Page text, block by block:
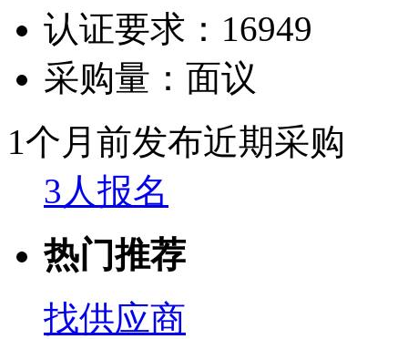
认证要求： 16949
采购量： 面议
1个月前发布近期采购
3人报名
热门推荐
找供应商